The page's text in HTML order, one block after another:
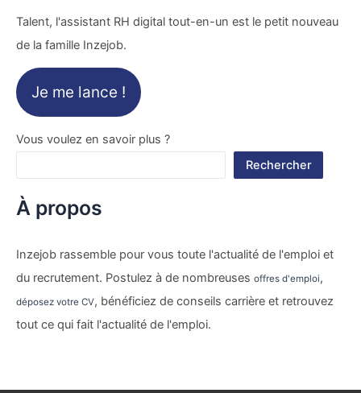
Talent, l'assistant RH digital tout-en-un est le petit nouveau
de la famille Inzejob.
Je me lance !
Vous voulez en savoir plus ?
Rechercher
À propos
Inzejob rassemble pour vous toute l'actualité de l'emploi et
du recrutement. Postulez à de nombreuses offres d'emploi,
déposez votre CV, bénéficiez de conseils carrière et retrouvez
tout ce qui fait l'actualité de l'emploi.